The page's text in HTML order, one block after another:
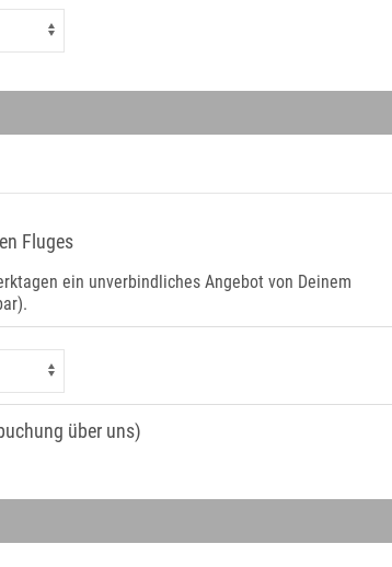
Fluges
ein unverbindliches Angebot von Deinem
über uns)